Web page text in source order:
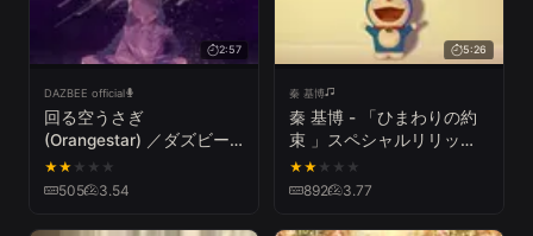
2:57
DAZBEE official
回る空うさぎ
(Orangestar) ／ダズビー
COVER
★★ ★ ★ ★
505 3.54
5:26
秦 基博
秦 基博 - 「ひまわりの約
束 」スペシャルリリック
ビデオ（コエカタマリン
Ver.）
★★ ★ ★ ★
892 3.77